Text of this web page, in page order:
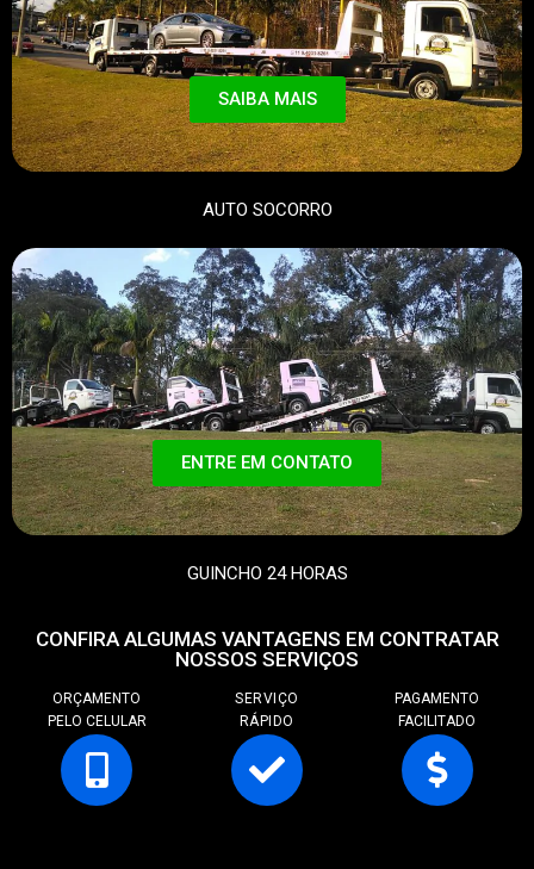
SAIBA MAIS
AUTO SOCORRO
ENTRE EM CONTATO
GUINCHO 24 HORAS
CONFIRA ALGUMAS VANTAGENS EM CONTRATAR
NOSSOS SERVIÇOS
ORÇAMENTO
PELO CELULAR
SERVIÇO
RÁPIDO
PAGAMENTO
FACILITADO